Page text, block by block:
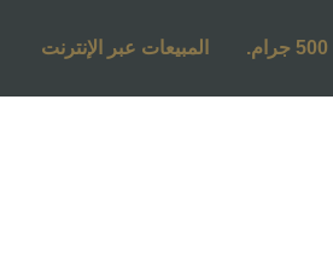
المبيعات عبر الإنترنت